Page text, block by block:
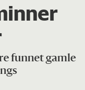
funnet gamle